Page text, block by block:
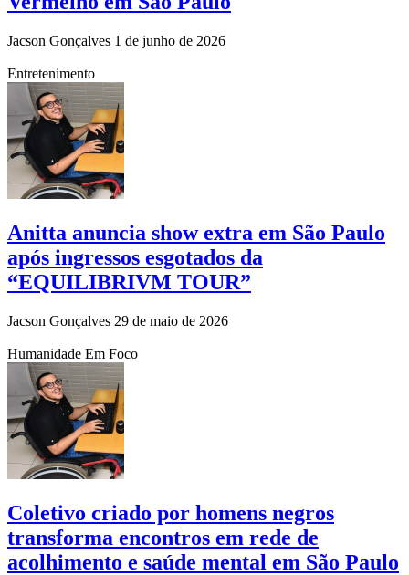
Jacson Gonçalves 1 de junho de 2026
Entretenimento
Anitta anuncia show extra em São Paulo
após ingressos esgotados da
“EQUILIBRIVM TOUR”
Jacson Gonçalves 29 de maio de 2026
Humanidade Em Foco
Coletivo criado por homens negros
transforma encontros em rede de
acolhimento e saúde mental em São Paulo